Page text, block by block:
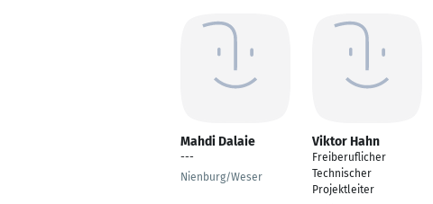
Mahdi Dalaie
---
Nienburg/Weser
Viktor Hahn
Freiberuflicher
Technischer
Projektleiter